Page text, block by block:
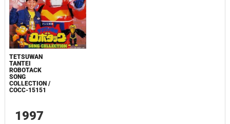
TETSUWAN
TANTEI
ROBOTACK
SONG
COLLECTION /
COCC-15151
1997